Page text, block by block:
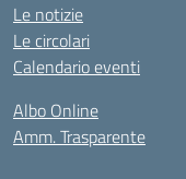
Le notizie
Le circolari
Calendario eventi
Albo Online
Amm. Trasparente